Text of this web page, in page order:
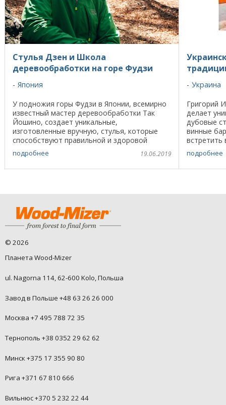
Стулья Дзен и Школа
деревообработки на горе Фудзи
Япония
У подножия горы Фудзи в Японии, всемирно
известный мастер деревообработки Так
Йошино, создает уникальные,
изготовленные вручную, стулья, которые
способствуют правильной и здоровой
осанке согласно практике дзен. Эти стулья
получили признание во всем ...
подробнее 19.06.2019
Украина
Григорий
делает
дубовые
винные
встретить
повсюду
подробнее
© 2026
Планета Wood-Mizer
ul. Nagorna 114, 62-600 Kolo, Польша
Завод в Польше +48 63 26 26 000
Москва +7 495 788 72 35
Тернополь +38 0352 29 62 62
Минск +375 17 355 90 80
Рига +371 67 810 666
Вильнюс +370 5 232 22 44